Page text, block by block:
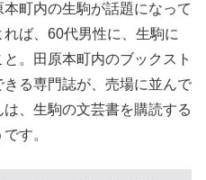
町内の生駒が話題になって
ば、60代男性に、生駒に
。田原本町内のブックスト
る専門誌が、売場に並んで
、生駒の文芸書を購読する
す。